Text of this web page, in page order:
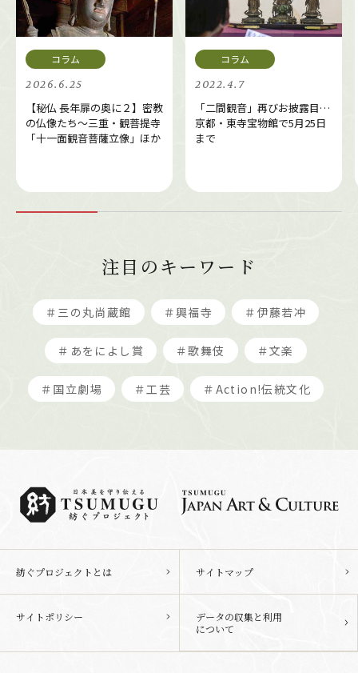
2026.6.25
【秘仏 長年扉の奥に２】密教
の仏像たち～三重・観菩提寺
「十一面観音菩薩立像」ほか
2022.4.7
「二間観音」再びお披露目…
京都・東寺宝物館で5月25日
まで
注目のキーワード
＃三の丸尚蔵館 ＃興福寺 ＃伊藤若冲
＃あをによし賞 ＃歌舞伎 ＃文楽
＃国立劇場 ＃工芸 ＃Action!伝統文化
紡ぐプロジェクトとは サイトマップ
サイトポリシー
データの収集と利用
について